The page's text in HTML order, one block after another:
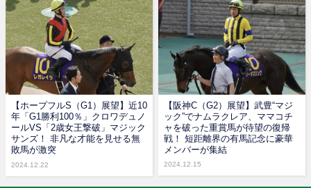
【ホープフルS（G1）展望】近10
年「G1勝利100％」クロワデュノ
ールVS「2歳女王撃破」マジック
サンズ！ 非凡な才能を見せる無
敗馬が激突
2024.12.22
【阪神C（G2）展望】武豊“マジ
ック”でナムラクレア、ママコチ
ャを破った重賞馬が待望の復帰
戦！ 短距離界の有馬記念に豪華
メンバーが集結
2024.12.15